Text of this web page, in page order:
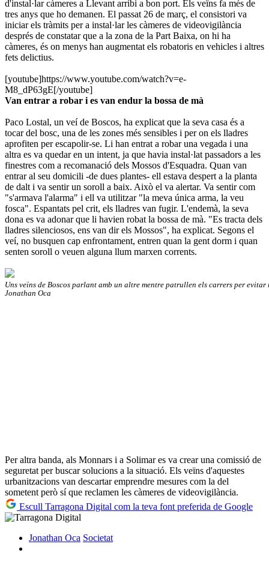
d'instal·lar càmeres a Llevant arribi a bon port. Els veïns fa més de
tres anys que ho demanen. El passat 26 de març, el consistori va
iniciar els tràmits per a instal·lar les càmeres de videovigilància
després de constatar que a la zona de la Part Baixa, on hi ha
càmeres, és on menys han augmentat els robatoris en vehicles i altres
fets delictius.
[youtube]https://www.youtube.com/watch?v=e-
M8_dP63gE[/youtube]
Van entrar a robar i es van endur la bossa de mà
Paco Lostal, un veí de Boscos, ha explicat que la seva casa és a
tocar del bosc, una de les zones més sensibles i per on els lladres
aprofiten per escapolir-se. Li han entrat a robar una vegada i una
altra es va quedar en un intent, ja que havia instal·lat passadors a les
finestres com a recomanació dels Mossos d'Esquadra. Quan van
entrar al seu domicili -de dues plantes- ell estava despert a la planta
de dalt i va sentir un soroll a baix. Això el va alertar. Va sentir com
"s'armava l'alarma" i ell va utilitzar "la meva única arma, la veu
fosca". Espantats pel crit, els lladres van fugir. L'endemà, la seva
dona es va adonar que li havien robat la bossa de mà. "Es tracta dels
lladres silenciosos, ens van dir els Mossos", ha explicat. Segons el
veí, no busquen cap enfrontament, entren quan la gent dorm i quan
senten soroll o veuen alguna llum marxen corrents.
Uns veïns de Boscos parlant amb un altre mentre patrullen els carrers per
Jonathan Oca
Per altra banda, als Monnars i a Solimar es va crear una comissió de
seguretat per buscar solucions a la situació. Els veïns d'aquestes
urbanitzacions van descartar emprendre mesures com la del
sometent però sí que reclamen les càmeres de videovigilància.
Escull Tarragona Digital com la teva font preferida de Google
Jonathan Oca Societat